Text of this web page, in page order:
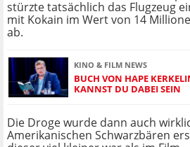
stürzte tatsächlich das Flugzeug
mit Kokain im Wert von 14
ab.
KINO & FILM NEWS
BUCH VON HAPE
KANNST DU DABEI SEIN
Die Droge wurde dann auch
Amerikanischen Schwarzbären